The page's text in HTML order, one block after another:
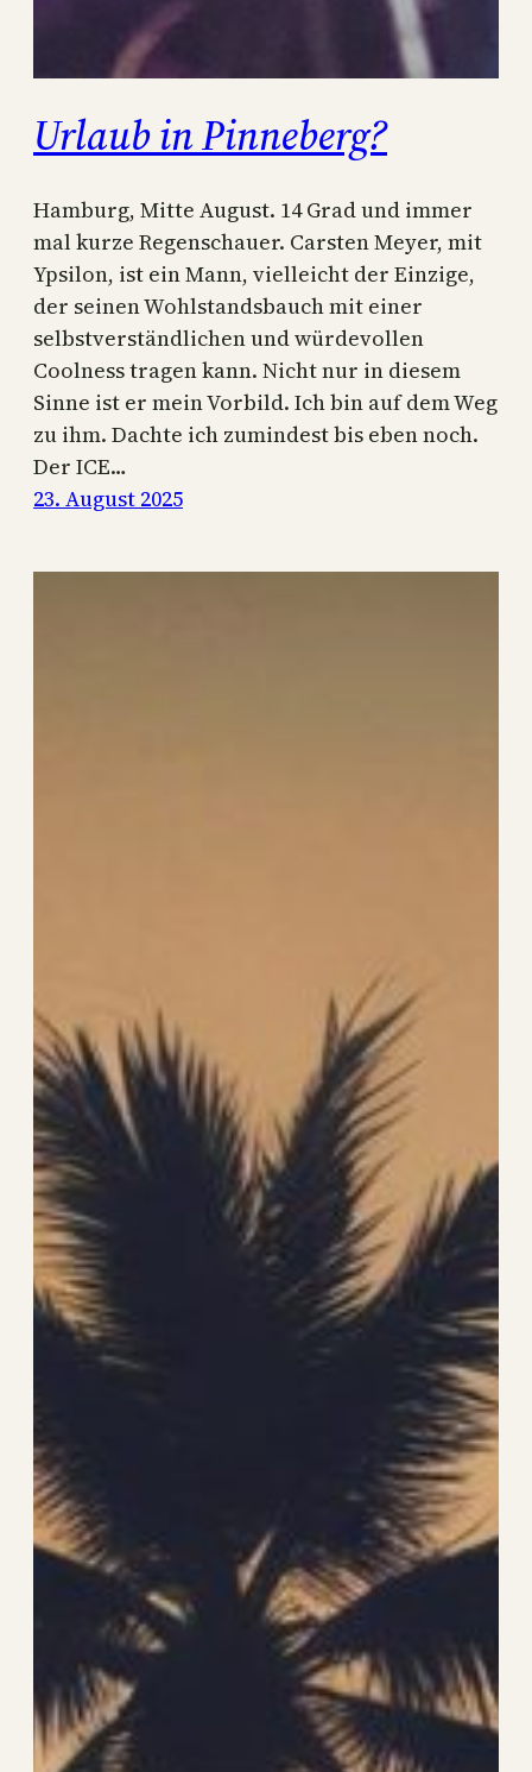
Urlaub in Pinneberg?
Hamburg, Mitte August. 14 Grad und immer
mal kurze Regenschauer. Carsten Meyer, mit
Ypsilon, ist ein Mann, vielleicht der Einzige,
der seinen Wohlstandsbauch mit einer
selbstverständlichen und würdevollen
Coolness tragen kann. Nicht nur in diesem
Sinne ist er mein Vorbild. Ich bin auf dem Weg
zu ihm. Dachte ich zumindest bis eben noch.
Der ICE…
23. August 2025